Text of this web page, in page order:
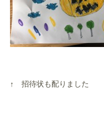
↑ 招待状も配りました